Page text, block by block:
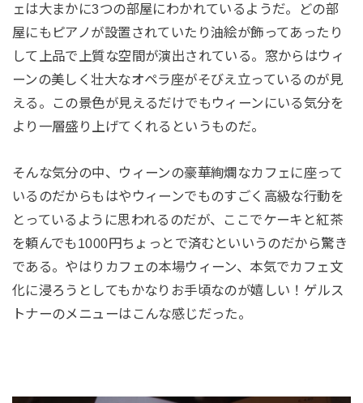
ェは大まかに3つの部屋にわかれているようだ。どの部
屋にもピアノが設置されていたり油絵が飾ってあったり
して上品で上質な空間が演出されている。窓からはウィ
ーンの美しく壮大なオペラ座がそびえ立っているのが見
える。この景色が見えるだけでもウィーンにいる気分を
より一層盛り上げてくれるというものだ。
そんな気分の中、ウィーンの豪華絢爛なカフェに座って
いるのだからもはやウィーンでものすごく高級な行動を
とっているように思われるのだが、ここでケーキと紅茶
を頼んでも1000円ちょっとで済むといいうのだから驚き
である。やはりカフェの本場ウィーン、本気でカフェ文
化に浸ろうとしてもかなりお手頃なのが嬉しい！ゲルス
トナーのメニューはこんな感じだった。